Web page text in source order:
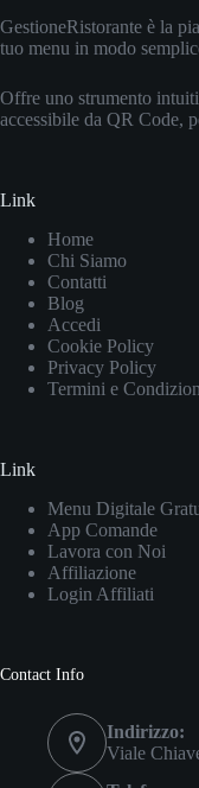
GestioneRistorante è la
tuo menu in modo
Offre uno strumento
accessibile da QR Code,
Link
Home
Chi Siamo
Contatti
Blog
Accedi
Cookie Policy
Privacy Policy
Termini e
Link
Menu Digitale
App Comande
Lavora con Noi
Affiliazione
Login Affiliati
Contact Info
Indirizzo:
Viale